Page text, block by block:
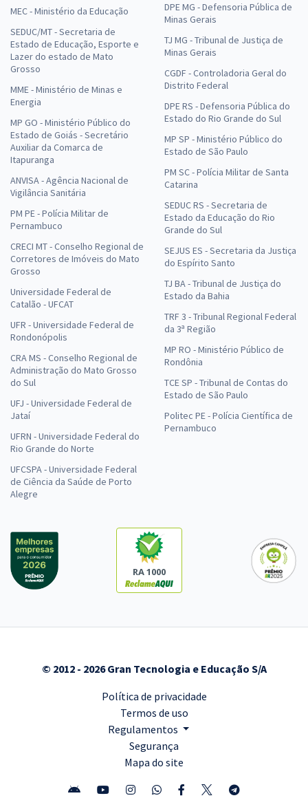
MEC - Ministério da Educação
SEDUC/MT - Secretaria de
Estado de Educação, Esporte e
Lazer do estado de Mato
Grosso
MME - Ministério de Minas e
Energia
MP GO - Ministério Público do
Estado de Goiás - Secretário
Auxiliar da Comarca de
Itapuranga
ANVISA - Agência Nacional de
Vigilância Sanitária
PM PE - Polícia Militar de
Pernambuco
CRECI MT - Conselho Regional de
Corretores de Imóveis do Mato
Grosso
Universidade Federal de
Catalão - UFCAT
UFR - Universidade Federal de
Rondonópolis
CRA MS - Conselho Regional de
Administração do Mato Grosso
do Sul
UFJ - Universidade Federal de
Jataí
UFRN - Universidade Federal do
Rio Grande do Norte
UFCSPA - Universidade Federal
de Ciência da Saúde de Porto
Alegre
DPE MG - Defensoria Pública de
Minas Gerais
TJ MG - Tribunal de Justiça de
Minas Gerais
CGDF - Controladoria Geral do
Distrito Federal
DPE RS - Defensoria Pública do
Estado do Rio Grande do Sul
MP SP - Ministério Público do
Estado de São Paulo
PM SC - Polícia Militar de Santa
Catarina
SEDUC RS - Secretaria de
Estado da Educação do Rio
Grande do Sul
SEJUS ES - Secretaria da Justiça
do Espírito Santo
TJ BA - Tribunal de Justiça do
Estado da Bahia
TRF 3 - Tribunal Regional Federal
da 3ª Região
MP RO - Ministério Público de
Rondônia
TCE SP - Tribunal de Contas do
Estado de São Paulo
Politec PE - Polícia Científica de
Pernambuco
RA 1000
© 2012 - 2026 Gran Tecnologia e Educação S/A
Política de privacidade
Termos de uso
Regulamentos
Segurança
Mapa do site